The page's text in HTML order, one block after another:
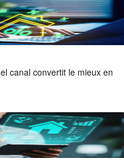
canal convertit le mieux en